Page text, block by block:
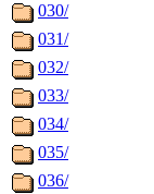
030/
031/
032/
033/
034/
035/
036/